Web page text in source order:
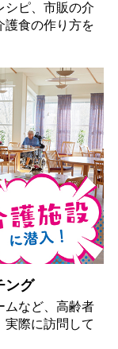
シピ、市販の介
護食の作り方を
ング
ムなど、高齢者
実際に訪問して